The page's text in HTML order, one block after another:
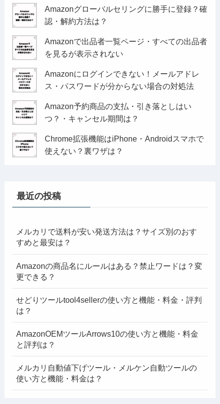
Amazonグローバルセリングに勝手に登録？確
認・解約方法は？
Amazonで出品者一覧ページ・すべての出品者
を見るが表示されない
Amazonにログインできない！メールアドレ
ス・パスワードが分からない場合の対処法
Amazon予約商品の支払・引き落としはい
つ？・キャンセル期間は？
Chrome拡張機能はiPhone・Androidスマホで
使えない？裏ワザは？
最近の投稿
メルカリで送料が安い発送方法は？サイズ別のおす
すめと最安は？
Amazonの商品名にルールはある？禁止ワードは？変
更できる？
せどりツールtool4sellerの使い方と機能・料金・評判
は？
AmazonOEMツールArrows10の使い方と機能・料金
と評判は？
メルカリ自動値下げツール・メルケン自動ツールの
使い方と機能・料金は？